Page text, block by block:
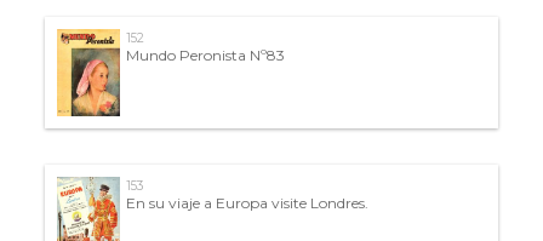
152
Mundo Peronista Nº83
153
En su viaje a Europa visite Londres.